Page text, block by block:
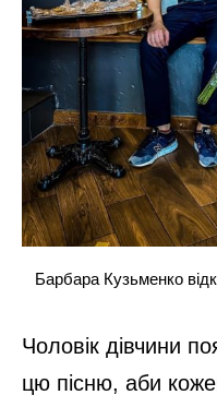
Барбара Кузьменко
Чоловік дівчини
цю пісню, аби